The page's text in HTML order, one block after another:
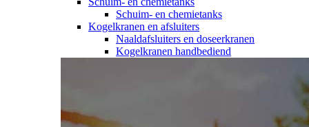
Schuim- en chemietanks
Kogelkranen en afsluiters
Naaldafsluiters en doseerkranen
Kogelkranen handbediend